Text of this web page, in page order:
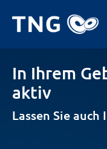
Baumaßnahmen
In Ihrem
aktiv
Lassen Sie